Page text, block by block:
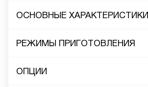
ОСНОВНЫЕ ХАРАКТЕРИСТИКИ
РЕЖИМЫ ПРИГОТОВЛЕНИЯ
ОПЦИИ